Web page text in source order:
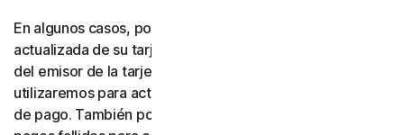
En algunos casos, podemos recibir información
actualizada de su tarjeta de crédito o débito por parte
del emisor de la tarjeta o de la red de tarjetas, y la
utilizaremos para actualizar automáticamente sus datos
de pago. También podemos volver a intentar procesar